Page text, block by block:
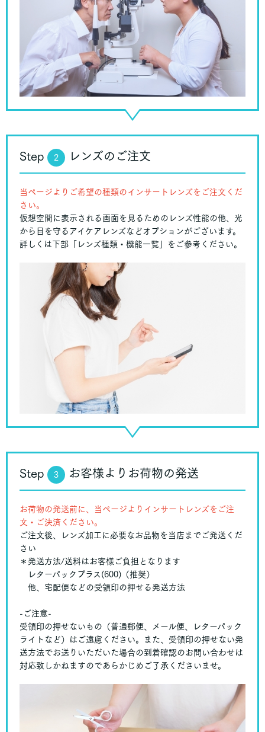
Step 2 レンズのご注文
当ページよりご希望の種類のインサートレンズをご注文くだ
さい。
仮想空間に表示される画面を見るためのレンズ性能の他、光
から目を守るアイケアレンズなどオプションがございます。
詳しくは下部「レンズ種類・機能一覧」をご参考ください。
Step 3 お客様よりお荷物の発送
お荷物の発送前に、当ページよりインサートレンズをご注
文・ご決済ください。
ご注文後、レンズ加工に必要なお品物を当店までご発送くだ
さい
＊発送方法/送料はお客様ご負担となります
レターパックプラス(600)（推奨）
他、宅配便などの受領印の押せる発送方法
-ご注意-
受領印の押せないもの（普通郵便、メール便、レターパック
ライトなど）はご遠慮ください。また、受領印の押せない発
送方法でお送りいただいた場合の到着確認のお問い合わせは
対応致しかねますのであらかじめご了承くださいませ。